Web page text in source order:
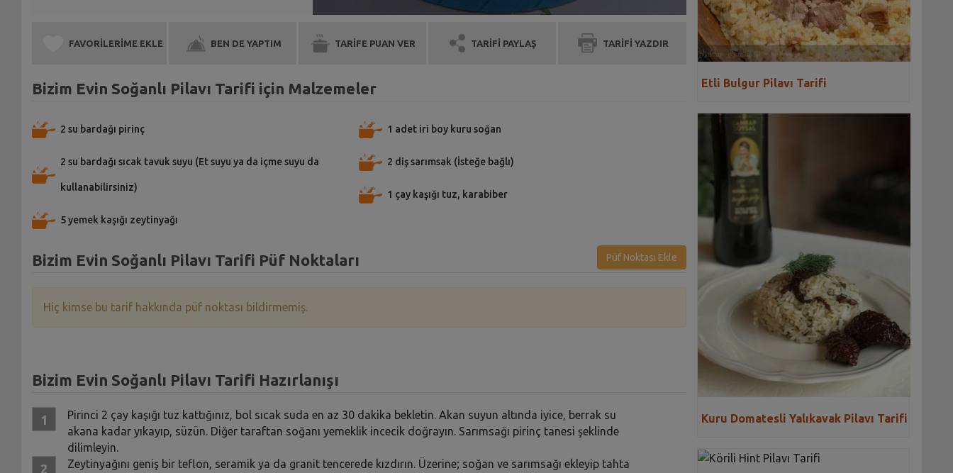
FAVORİLERİME EKLE BEN DE YAPTIM TARİFE PUAN VER TARİFİ PAYLAŞ TARİFİ YAZDIR
Bizim Evin Soğanlı Pilavı Tarifi için Malzemeler
2 su bardağı pirinç
2 su bardağı sıcak tavuk suyu (Et suyu ya da içme suyu da
kullanabilirsiniz)
5 yemek kaşığı zeytinyağı
1 adet iri boy kuru soğan
2 diş sarımsak (İsteğe bağlı)
1 çay kaşığı tuz, karabiber
Bizim Evin Soğanlı Pilavı Tarifi Püf Noktaları Püf Noktası Ekle
Hiç kimse bu tarif hakkında püf noktası bildirmemiş.
Bizim Evin Soğanlı Pilavı Tarifi Hazırlanışı
Pirinci 2 çay kaşığı tuz kattığınız, bol sıcak suda en az 30 dakika bekletin. Akan suyun altında iyice, berrak su
akana kadar yıkayıp, süzün. Diğer taraftan soğanı yemeklik incecik doğrayın. Sarımsağı pirinç tanesi şeklinde
dilimleyin.
Zeytinyağını geniş bir teflon, seramik ya da granit tencerede kızdırın. Üzerine; soğan ve sarımsağı ekleyip tahta
Etli Bulgur Pilavı Tarifi
Kuru Domatesli Yalıkavak Pilavı Tarifi